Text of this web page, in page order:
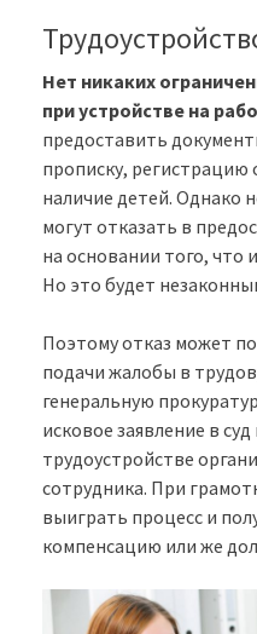
Нет никаких
при устройстве на
предоставить
прописку,
наличие детей. Однако
могут отказать в
на основании того, что
Но это будет
Поэтому отказ может
подачи жалобы в
генеральную
исковое заявление в
трудоустройстве
сотрудника. При
выиграть процесс и
компенсацию или же